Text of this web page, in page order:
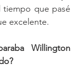
que pasé
excelente.
Willington